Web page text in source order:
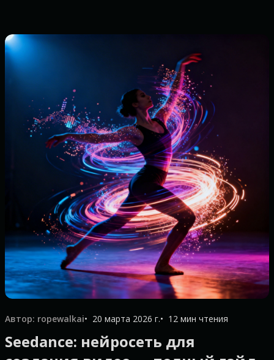
Автор: ropewalkai 20 марта 2026 г. 12 мин чтения
Seedance: нейросеть для